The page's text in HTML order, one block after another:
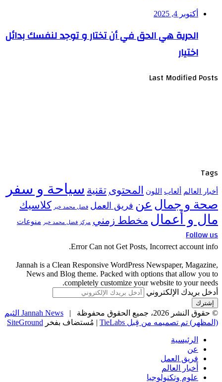
أكتوبر 4, 2025
الحرية هي الحق في أن تختار و توجد لنفسك بدائل
اختيار
Last Modified Posts
Tags
أخبار العالم ألعاب اللون المحتوى تقنية سياحة و سفر
صحة و جمال عن فريق العمل فضل محمد خير كلاسيك
مال و أعمال مخطط زمني مركز فضل محمد خير منوعات
Follow us
Error Can not Get Posts, Incorrect account info.
Jannah is a Clean Responsive WordPress Newspaper, Magazine,
News and Blog theme. Packed with options that allow you to
completely customize your website to your needs.
أدخل بريدك الإلكتروني
© حقوق النشر 2026، جميع الحقوق محفوظة |
Jannah News الثيم
(المظهر) تم تصميمه من قِبل TieLabs
| مُستضاف بفخر SiteGround
الرئيسية
عن
فريق العمل
أخبار العالم
علوم وتكنولوجيا